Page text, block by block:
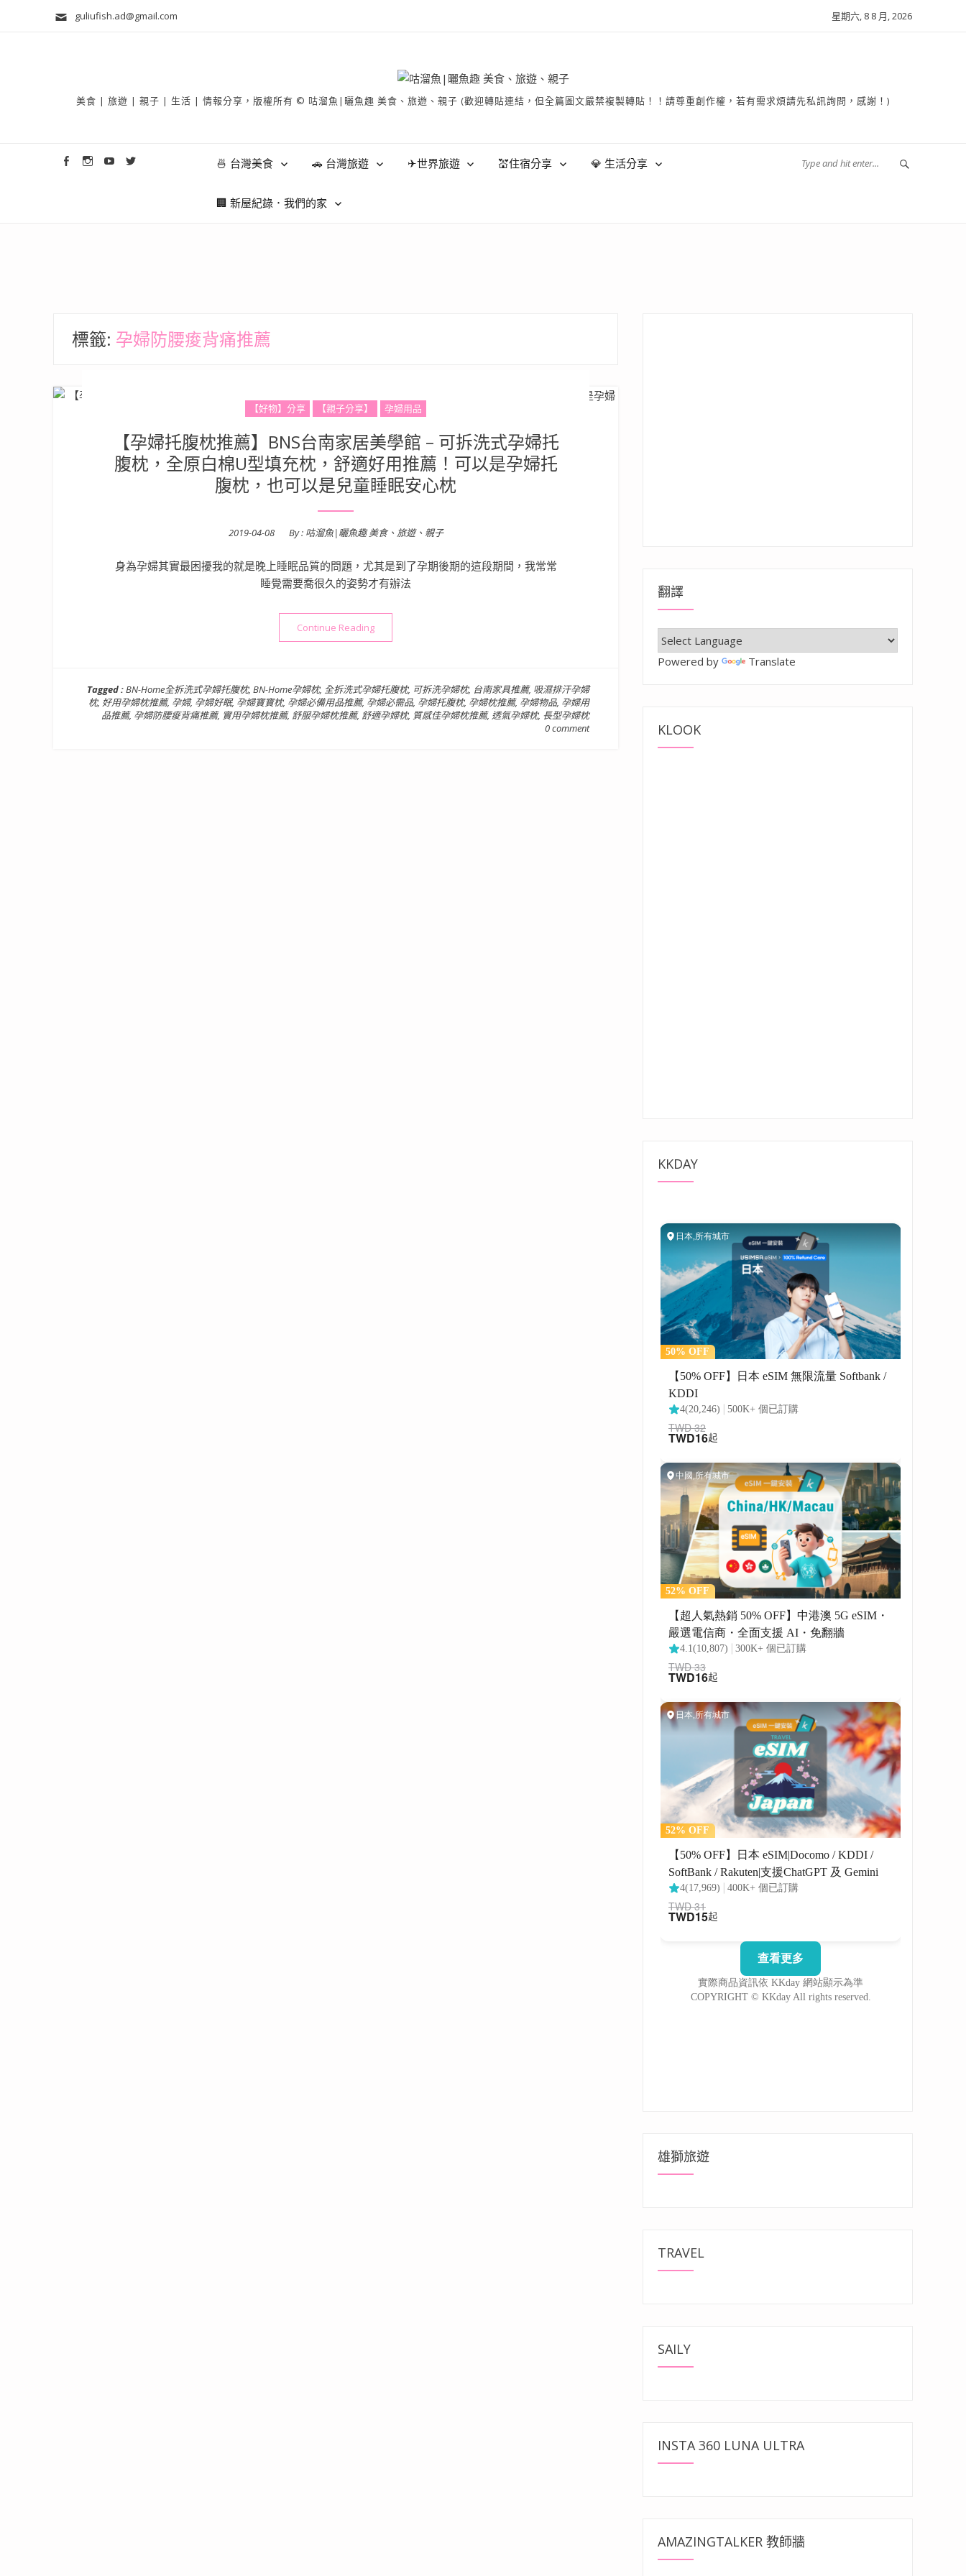
guliufish.ad@gmail.com 星期六, 8 8 月, 2026
美食 | 旅遊 | 親子 | 生活 | 情報分享，版權所有 © 咕溜魚|曬魚趣 美食、旅遊、親子 (歡迎轉貼連結，但全篇圖文嚴禁複製轉貼！！請尊重創作權，若有需求煩請先私訊詢問，感謝！)
🍜 台灣美食 🚗 台灣旅遊 ✈世界旅遊 💒住宿分享 💎 生活分享
🏢 新屋紀錄．我們的家
標籤: 孕婦防腰痠背痛推薦
【好物】分享 【親子分享】 孕婦用品
【孕婦托腹枕推薦】BNS台南家居美學館 – 可拆洗式孕婦托
腹枕，全原白棉U型填充枕，舒適好用推薦！可以是孕婦托
腹枕，也可以是兒童睡眠安心枕
Posted
2019-04-08 By : 咕溜魚|曬魚趣 美食、旅遊、親子
身為孕婦其實最困擾我的就是晚上睡眠品質的問題，尤其是到了孕期後期的這段期間，我常常
睡覺需要喬很久的姿勢才有辦法
Continue Reading“【孕婦托腹枕推薦】BNS台南家居美學館 – 可拆洗式孕婦托腹枕，全原白棉U型填充枕，舒適好用推薦！可以是孕婦托腹枕，也可以是兒童睡眠
Tagged :BN-Home全拆洗式孕婦托腹枕, BN-Home孕婦枕, 全拆洗式孕婦托腹枕, 可拆洗孕婦枕, 台南家具推薦, 吸濕排汗孕婦
枕, 好用孕婦枕推薦, 孕婦, 孕婦好眠, 孕婦寶寶枕, 孕婦必備用品推薦, 孕婦必需品, 孕婦托腹枕, 孕婦枕推薦, 孕婦物品, 孕婦用
品推薦, 孕婦防腰痠背痛推薦, 實用孕婦枕推薦, 舒服孕婦枕推薦, 舒適孕婦枕, 質感佳孕婦枕推薦, 透氣孕婦枕, 長型孕婦枕
0 comment
翻譯
Powered by Translate
KLOOK
KKDAY
雄獅旅遊
TRAVEL
SAILY
INSTA 360 LUNA ULTRA
AMAZINGTALKER 教師牆